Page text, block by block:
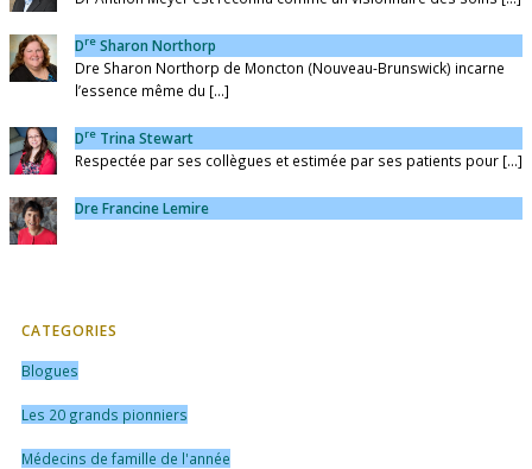
Dre Sharon Northorp
Dre Sharon Northorp de Moncton (Nouveau-Brunswick) incarne
l’essence même du [...]
Dre Trina Stewart
Respectée par ses collègues et estimée par ses patients pour [...]
Dre Francine Lemire
CATEGORIES
Blogues
Les 20 grands pionniers
Médecins de famille de l'année